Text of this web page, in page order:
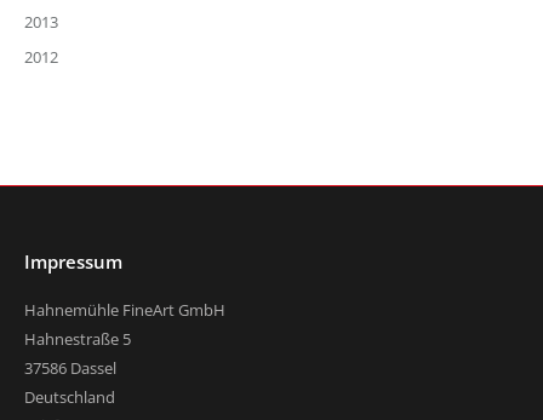
2013
2012
Impressum
Hahnemühle FineArt GmbH
Hahnestraße 5
37586 Dassel
Deutschland